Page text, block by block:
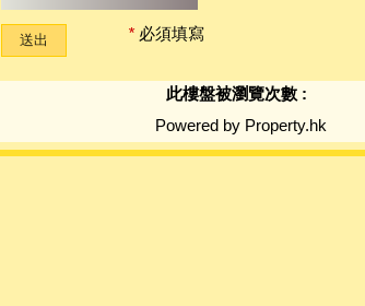
* 必須填寫
此樓盤被瀏覽次數 :
Powered by Property.hk